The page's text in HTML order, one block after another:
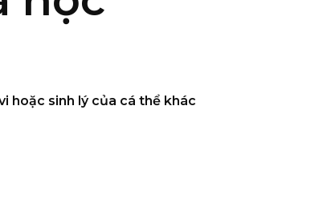
hoặc sinh lý của cá thể khác